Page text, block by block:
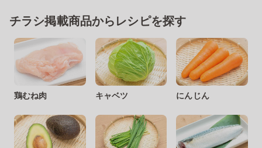
チラシ掲載商品からレシピを探す
鶏むね肉 キャベツ にんじん